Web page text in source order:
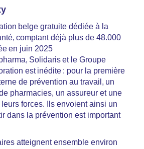
belge gratuite dédiée à la
comptant déjà plus de 48.000
en juin 2025
Solidaris et le Groupe
est inédite : pour la première
de prévention au travail, un
pharmacies, un assureur et une
forces. Ils envoient ainsi un
dans la prévention est important
atteignent ensemble environ